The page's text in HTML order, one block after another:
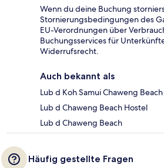
Wenn du deine Buchung
Stornierungsbedingungen des
EU-Verordnungen über
Buchungsservices für
Widerrufsrecht.
Auch bekannt als
Lub d Koh Samui Chaweng
Lub d Chaweng Beach Hostel
Lub d Chaweng Beach
Häufig gestellte Fragen